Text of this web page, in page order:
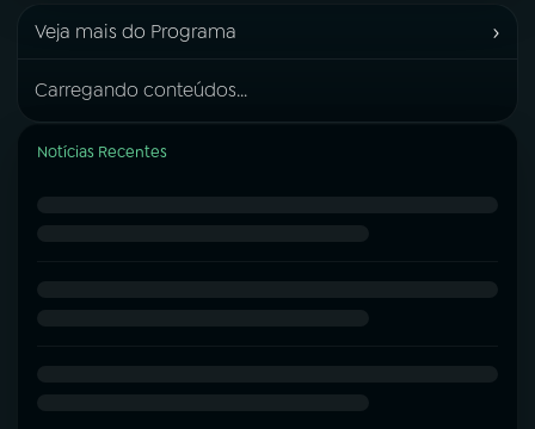
Veja mais do Programa ›
Carregando conteúdos...
Notícias Recentes